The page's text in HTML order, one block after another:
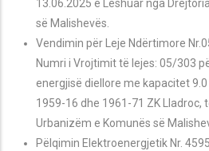
13.06.2025 e Lëshuar nga
së Malishevës.
Vendimin për Leje Ndërtimore
Numri i Vrojtimit të lejes: 05/303
energjisë diellore me kapacitet 9.0
1959-16 dhe 1961-71 ZK Lladroc,
Urbanizëm e Komunës së
Pëlqimin Elektroenergjetik Nr.